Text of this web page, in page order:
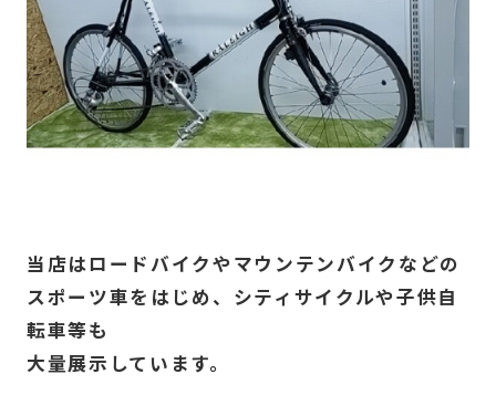
当店はロードバイクやマウンテンバイクなどの
スポーツ車をはじめ、シティサイクルや子供自
転車等も
大量展示しています。